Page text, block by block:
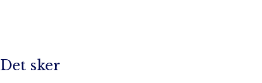
Det sker